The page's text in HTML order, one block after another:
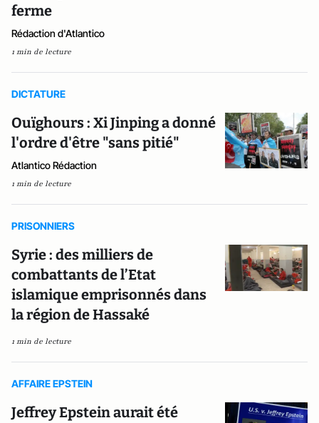
ferme
Rédaction d'Atlantico
1 min de lecture
DICTATURE
Ouïghours : Xi Jinping a donné
l'ordre d'être "sans pitié"
Atlantico Rédaction
1 min de lecture
PRISONNIERS
Syrie : des milliers de
combattants de l’Etat
islamique emprisonnés dans
la région de Hassaké
1 min de lecture
AFFAIRE EPSTEIN
Jeffrey Epstein aurait été